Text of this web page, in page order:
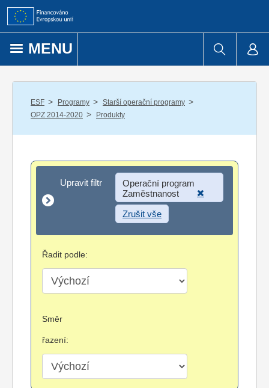
Přejít k obsahu
MENU
ESF / Programy / Starší operační programy /
OPZ 2014-2020 / Produkty
Upravit filtr
Upravit filtr
Operační program
Zaměstnanost
Zrušit vše
Řadit podle:
Směr
řazení: